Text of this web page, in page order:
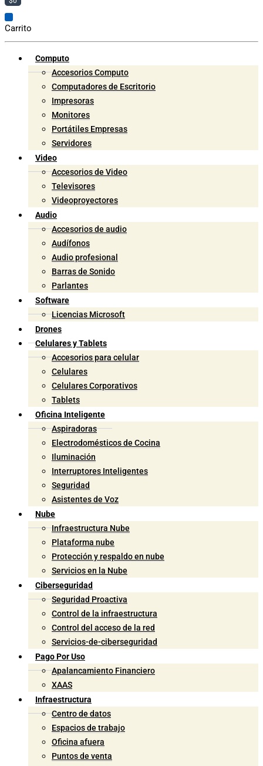
Carrito
Computo
Accesorios Computo
Computadores de Escritorio
Impresoras
Monitores
Portátiles Empresas
Servidores
Video
Accesorios de Video
Televisores
Videoproyectores
Audio
Accesorios de audio
Audífonos
Audio profesional
Barras de Sonido
Parlantes
Software
Licencias Microsoft
Drones
Celulares y Tablets
Accesorios para celular
Celulares
Celulares Corporativos
Tablets
Oficina Inteligente
Aspiradoras
Electrodomésticos de Cocina
Iluminación
Interruptores Inteligentes
Seguridad
Asistentes de Voz
Nube
Infraestructura Nube
Plataforma nube
Protección y respaldo en nube
Servicios en la Nube
Ciberseguridad
Seguridad Proactiva
Control de la infraestructura
Control del acceso de la red
Servicios-de-ciberseguridad
Pago Por Uso
Apalancamiento Financiero
XAAS
Infraestructura
Centro de datos
Espacios de trabajo
Oficina afuera
Puntos de venta